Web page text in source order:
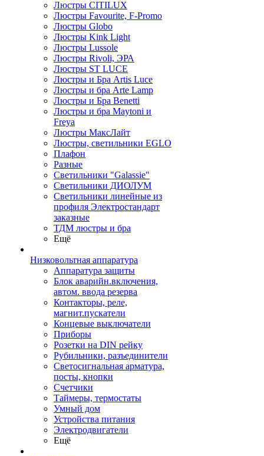
Люстры CITILUX
Люстры Favourite, F-Promo
Люстры Globo
Люстры Kink Light
Люстры Lussole
Люстры Rivoli, ЭРА
Люстры ST LUCE
Люстры и Бра Artis Luce
Люстры и бра Arte Lamp
Люстры и Бра Benetti
Люстры и бра Maytoni и
Freya
Люстры МаксЛайт
Люстры, светильники EGLO
Плафон
Разные
Светильники "Galassie"
Светильники ДИОЛУМ
Светильники линейные из
профиля Электростандарт
заказные
ТДМ люстры и бра
Ещё
Низковольтная аппаратура
Аппаратура защиты
Блок аварийн.включения,
автом. ввода резерва
Контакторы, реле,
магнит.пускатели
Концевые выключатели
Приборы
Розетки на DIN рейку
Рубильники, разъединители
Светосигнальная арматура,
посты, кнопки
Счетчики
Таймеры, термостаты
Умный дом
Устройства питания
Электродвигатели
Ещё